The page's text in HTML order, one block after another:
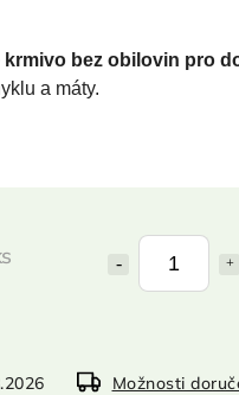
Možnosti
krmivo bez obilovin pro
a máty.